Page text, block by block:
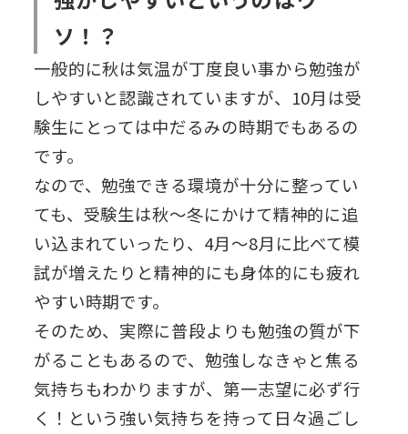
ソ！？
一般的に秋は気温が丁度良い事から勉強が
しやすいと認識されていますが、10月は受
験生にとっては中だるみの時期でもあるの
です。
なので、勉強できる環境が十分に整ってい
ても、受験生は秋～冬にかけて精神的に追
い込まれていったり、4月～8月に比べて模
試が増えたりと精神的にも身体的にも疲れ
やすい時期です。
そのため、実際に普段よりも勉強の質が下
がることもあるので、勉強しなきゃと焦る
気持ちもわかりますが、第一志望に必ず行
く！という強い気持ちを持って日々過ごし